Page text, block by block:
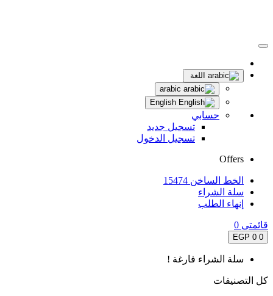
اللغة
حسابي
تسجيل جديد
تسجيل الدخول
Offers
الخط الساخن 15474
سلة الشراء
إنهاء الطلب
قائمتى 0
0
0 EGP
سلة الشراء فارغة !
كل التصنيفات